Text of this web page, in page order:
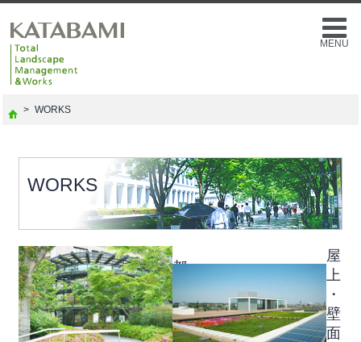
MENU
> WORKS
WORKS
都
市
緑
化
屋
上
・
壁
面